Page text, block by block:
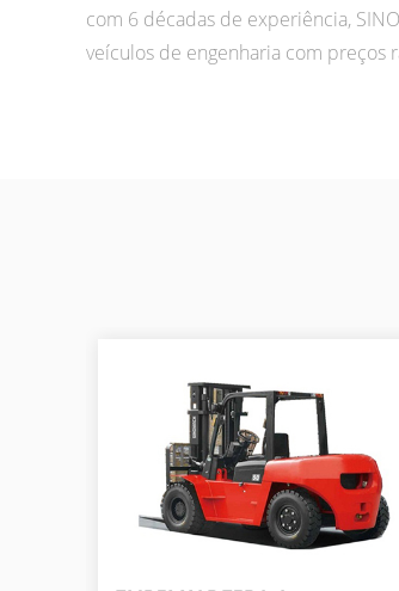
com 6 décadas de experiência,
veículos de engenharia com preços